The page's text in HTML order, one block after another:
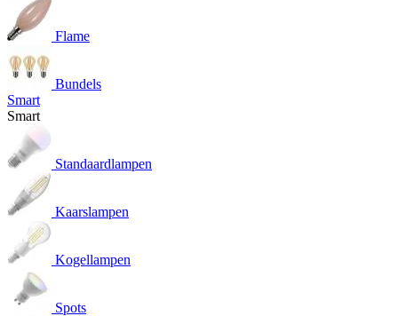
Flame
Bundels
Smart
Smart
Standaardlampen
Kaarslampen
Kogellampen
Spots